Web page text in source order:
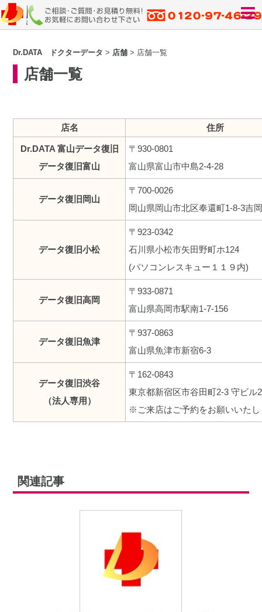
Dr.DATA ドクターデータ > 店舗 > 店舗一覧
店舗一覧
店名 住所
Dr.DATA 富山データ復旧
データ復旧富山
〒930-0801
富山県富山市中島2-4-28
データ復旧岡山
〒700-0026
岡山県岡山市北区奉還町1-8-3吉
データ復旧小松
〒923-0342
石川県小松市矢田野町ホ124
(パソコンレスキュー１１９内)
データ復旧高岡
〒933-0871
富山県高岡市駅南1-7-156
データ復旧魚津
〒937-0863
富山県魚津市新宿6-3
データ復旧渋谷
（法人専用）
〒162-0843
東京都新宿区市谷田町2-3 守ビル
※ご来店はご予約をお願いいた
関連記事